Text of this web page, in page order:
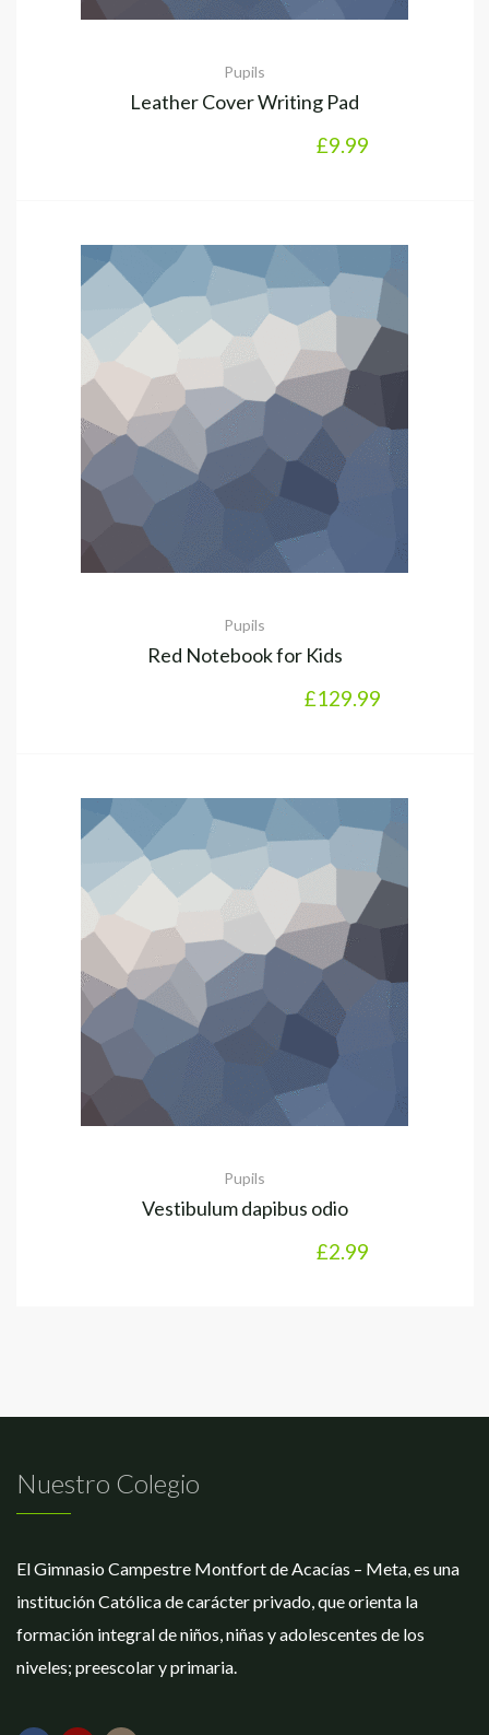
Pupils
Leather Cover Writing Pad
£9.99
Pupils
Red Notebook for Kids
£129.99
Pupils
Vestibulum dapibus odio
£2.99
Nuestro Colegio
El Gimnasio Campestre Montfort de Acacías – Meta, es una
institución Católica de carácter privado, que orienta la
formación integral de niños, niñas y adolescentes de los
niveles; preescolar y primaria.